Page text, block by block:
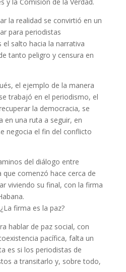
la realidad se convirtió en un
para periodistas
salto hacia la narrativa
tanto peligro y censura en
el ejemplo de la manera
trabajó en el periodismo, el
la democracia, se
en una ruta a seguir, en
negocia el fin del conflicto
del diálogo entre
que comenzó hace cerca de
viviendo su final, con la firma
firma es la paz?
hablar de paz social, con
pacífica, falta un
es si los periodistas de
a transitarlo y, sobre todo,